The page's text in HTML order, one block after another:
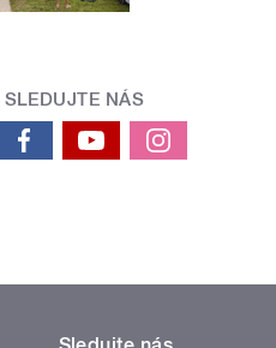
SLEDUJTE NÁS